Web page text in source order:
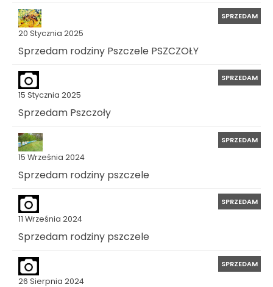
20 Stycznia 2025
SPRZEDAM
Sprzedam rodziny Pszczele PSZCZOŁY
15 Stycznia 2025
SPRZEDAM
Sprzedam Pszczoły
15 Września 2024
SPRZEDAM
Sprzedam rodziny pszczele
11 Września 2024
SPRZEDAM
Sprzedam rodziny pszczele
26 Sierpnia 2024
SPRZEDAM